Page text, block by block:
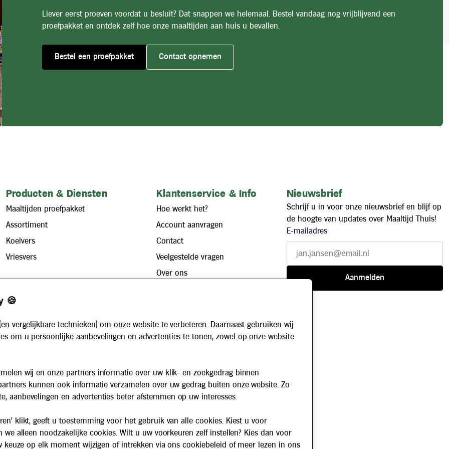
Liever eerst proeven voordat u besluit? Dat snappen we helemaal. Bestel vandaag nog vrijblijvend een
proefpakket en ontdek zelf hoe onze maaltijden aan huis u bevallen.
Bestel een proefpakket Contact opnemen
Producten & Diensten
Maaltijden proefpakket
Assortiment
Koelvers
Vriesvers
Maaltijdservice voor bedrijven
Voor instellingen
Algemene voorwaarden
Cookiebeleid
Klantenservice & Info
Hoe werkt het?
Account aanvragen
Contact
Veelgestelde vragen
Over ons
Nieuwsbrief
Schrijf u in voor onze nieuwsbrief en blijf op
de hoogte van updates over Maaltijd Thuis!
E-mailadres
🍪
vergelijkbare technieken) om onze website te verbeteren. Daarnaast gebruiken wij
om u persoonlijke aanbevelingen en advertenties te tonen, zowel op onze website
wij en onze partners informatie over uw klik- en zoekgedrag binnen
kunnen ook informatie verzamelen over uw gedrag buiten onze website. Zo
aanbevelingen en advertenties beter afstemmen op uw interesses.
klikt, geeft u toestemming voor het gebruik van alle cookies. Kiest u voor
we alleen noodzakelijke cookies. Wilt u uw voorkeuren zelf instellen? Kies dan voor
keuze op elk moment wijzigen of intrekken via ons cookiebeleid of meer lezen in ons